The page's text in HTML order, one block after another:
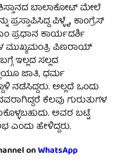
ಬಾಲಾಕೋಟ್ ಮೇಲೆ
ಪಿಳ್ಳೈ, ಕಾಂಗ್ರೆಸ್
ಪ್ರಧಾನ ಕಾರ್ಯದರ್ಶಿ
ಮುಖ್ಯಮಂತ್ರಿ ಪಿಣರಾಯ್
ಇಲ್ಲದ ಸಲ್ಲದ
ಜಾತಿ, ಧರ್ಮ
ನಡೆಸಿದ್ದರು. ಅಲ್ಲದೆ ಒಂದು
ಕೆಲವು ಗುರುತುಗಳ
ಅವರ ಬಟ್ಟೆ
ಎಂದು ಹೇಳಿದ್ದರು.
onWhatsApp